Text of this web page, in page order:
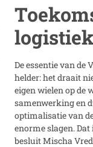
logistiek
De essentie van de
helder: het draait
eigen wielen op de
samenwerking en
optimalisatie van
enorme slagen.
besluit Mischa